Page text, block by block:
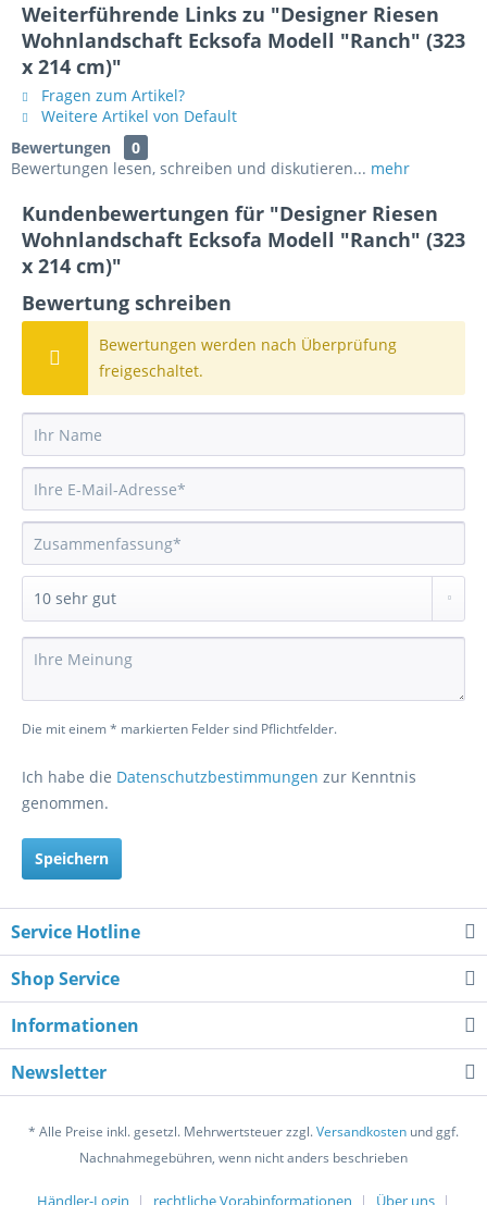
Weiterführende Links zu "Designer Riesen
Wohnlandschaft Ecksofa Modell "Ranch" (323
x 214 cm)"
Fragen zum Artikel?
Weitere Artikel von Default
Bewertungen
0
Bewertungen lesen, schreiben und diskutieren... mehr
Kundenbewertungen für "Designer Riesen
Wohnlandschaft Ecksofa Modell "Ranch" (323
x 214 cm)"
Bewertung schreiben
Bewertungen werden nach Überprüfung
freigeschaltet.
Die mit einem * markierten Felder sind Pflichtfelder.
Ich habe die Datenschutzbestimmungen zur Kenntnis
genommen.
Speichern
Service Hotline
Shop Service
Informationen
Newsletter
* Alle Preise inkl. gesetzl. Mehrwertsteuer zzgl.Versandkosten und ggf.
Nachnahmegebühren, wenn nicht anders beschrieben
Händler-Login rechtliche Vorabinformationen Über uns